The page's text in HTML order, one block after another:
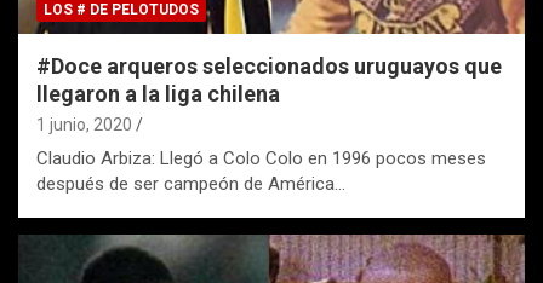
LOS # DE PELOTUDOS
#Doce arqueros seleccionados uruguayos que
llegaron a la liga chilena
1 junio, 2020
Claudio Arbiza: Llegó a Colo Colo en 1996 pocos meses
después de ser campeón de América…